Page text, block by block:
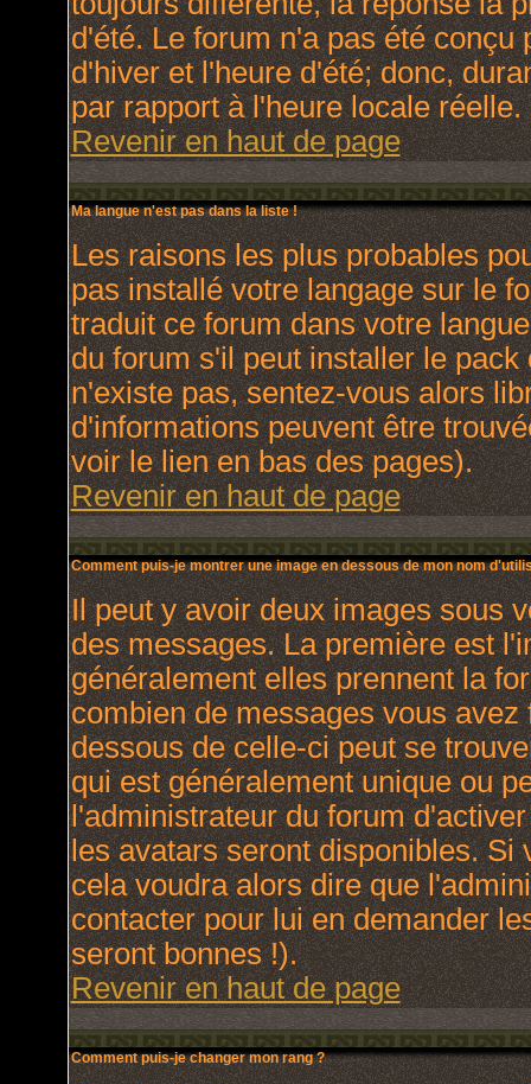
d'été. Le forum n'a pas été
d'hiver et l'heure d'été; donc,
par rapport à l'heure locale réelle.
Revenir en haut de page
Ma langue n'est pas dans la liste !
Les raisons les plus probables
pas installé votre langage sur le
traduit ce forum dans votre
du forum s'il peut installer le
n'existe pas, sentez-vous alors
d'informations peuvent être
voir le lien en bas des pages).
Revenir en haut de page
Comment puis-je montrer une image en dessous de mon nom
Il peut y avoir deux images sous
des messages. La première est
généralement elles prennent la
combien de messages vous
dessous de celle-ci peut se
qui est généralement unique ou
l'administrateur du forum
les avatars seront disponibles. Si
cela voudra alors dire que
contacter pour lui en demander
seront bonnes !).
Revenir en haut de page
Comment puis-je changer mon rang ?